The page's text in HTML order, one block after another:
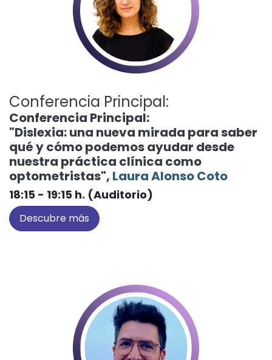
Conferencia Principal:
Conferencia Principal:
"Dislexia: una nueva mirada para saber
qué y cómo podemos ayudar desde
nuestra práctica clínica como
optometristas", Laura Alonso Coto
18:15 - 19:15 h. (Auditorio)
Descubre más